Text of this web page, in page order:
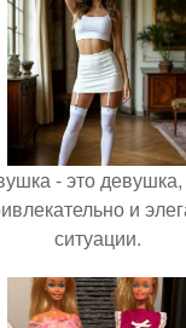
- это девушка,
и
ситуации.